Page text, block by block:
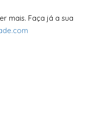
mais. Faça já a sua